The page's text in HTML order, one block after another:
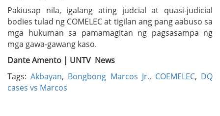
Pakiusap nila, igalang ating judcial at quasi-judicial
bodies tulad ng COMELEC at tigilan ang pang aabuso sa
mga hukuman sa pamamagitan ng pagsasampa ng
mga gawa-gawang kaso.
Dante Amento | UNTV News
Tags:Akbayan, Bongbong Marcos Jr., COEMELEC, DQ
cases vs Marcos